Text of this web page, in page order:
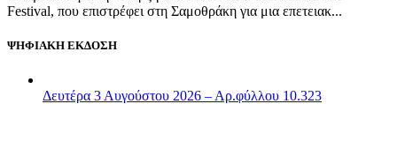
Festival, που επιστρέφει στη Σαμοθράκη για μια επετειακ...
ΨΗΦΙΑΚΗ ΕΚΔΟΣΗ
Δευτέρα 3 Αυγούστου 2026 – Αρ.φύλλου 10.323